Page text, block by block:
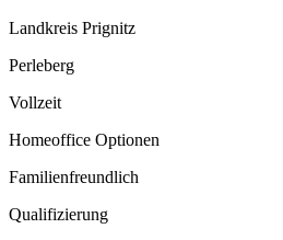
Landkreis Prignitz
Perleberg
Vollzeit
Homeoffice Optionen
Familienfreundlich
Qualifizierung